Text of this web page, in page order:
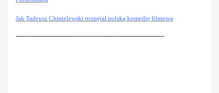
Jak Tadeusz Chmielewski rozpętał polską komedię filmową
----------------------------------------------------------------------------